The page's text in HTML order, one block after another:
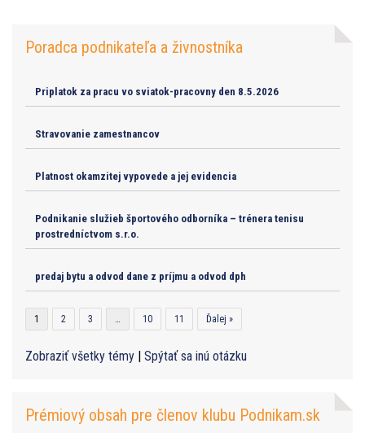
Poradca podnikateľa a živnostníka
Priplatok za pracu vo sviatok-pracovny den 8.5.2026
Stravovanie zamestnancov
Platnost okamzitej vypovede a jej evidencia
Podnikanie služieb športového odborníka – trénera tenisu
prostredníctvom s.r.o.
predaj bytu a odvod dane z príjmu a odvod dph
1 2 3 … 10 11 Ďalej »
Zobraziť všetky témy Spýtať sa inú otázku
Prémiový obsah pre členov klubu Podnikam.sk